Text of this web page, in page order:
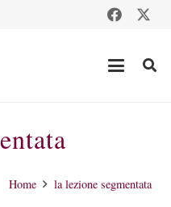
Home la lezione segmentata